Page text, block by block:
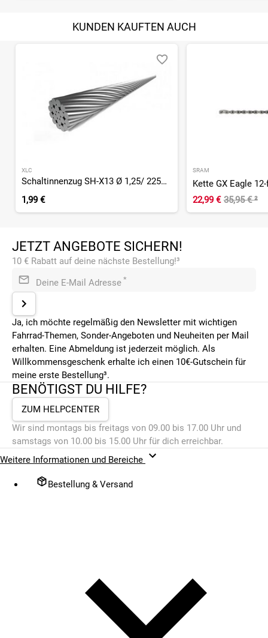
KUNDEN KAUFTEN AUCH
XLC
Schaltinnenzug SH-X13 Ø 1,25/ 2250mm, 2 Nippel, Ø4x4mm
1,99 €
SRAM
Kette GX Eagle
22,99 € 35,95 €²
JETZT ANGEBOTE SICHERN!
10 € Rabatt auf deine nächste Bestellung!³
Deine E-Mail Adresse *
Ja, ich möchte regelmäßig den Newsletter mit wichtigen
Fahrrad-Themen, Sonder-Angeboten und Neuheiten per Mail
erhalten. Eine Abmeldung ist jederzeit möglich. Als
Willkommensgeschenk erhalte ich einen 10€-Gutschein für
meine erste Bestellung³.
BENÖTIGST DU HILFE?
ZUM HELPCENTER
Wir sind montags bis freitags von 09.00 bis 17.00 Uhr und
samstags von 10.00 bis 15.00 Uhr für dich erreichbar.
Weitere Informationen und Bereiche
Bestellung & Versand